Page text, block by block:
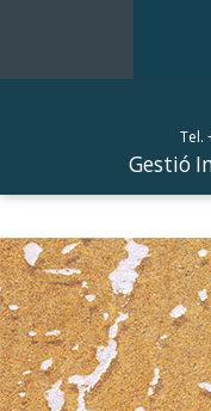
Tel.
Gestió